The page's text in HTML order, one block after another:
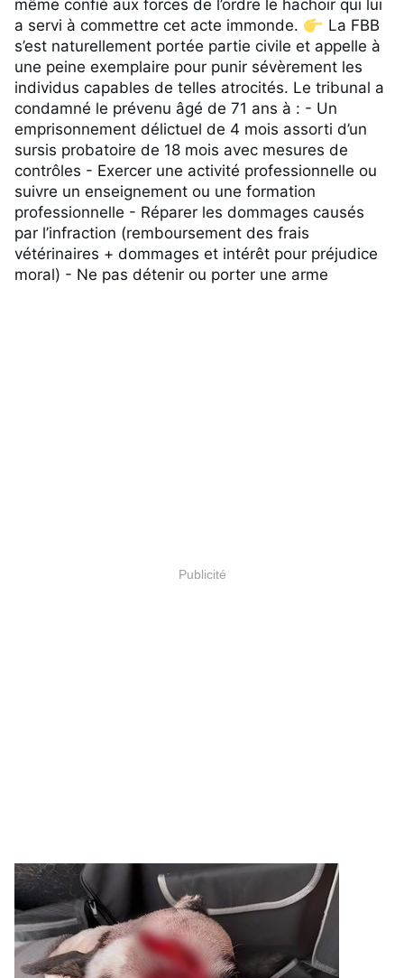
même confié aux forces de l’ordre le hachoir qui lui
a servi à commettre cet acte immonde.
La FBB
s’est naturellement portée partie civile et appelle à
une peine exemplaire pour punir sévèrement les
individus capables de telles atrocités. Le tribunal a
condamné le prévenu âgé de 71 ans à : - Un
emprisonnement délictuel de 4 mois assorti d’un
sursis probatoire de 18 mois avec mesures de
contrôles - Exercer une activité professionnelle ou
suivre un enseignement ou une formation
professionnelle - Réparer les dommages causés
par l’infraction (remboursement des frais
vétérinaires + dommages et intérêt pour préjudice
moral) - Ne pas détenir ou porter une arme
Publicité